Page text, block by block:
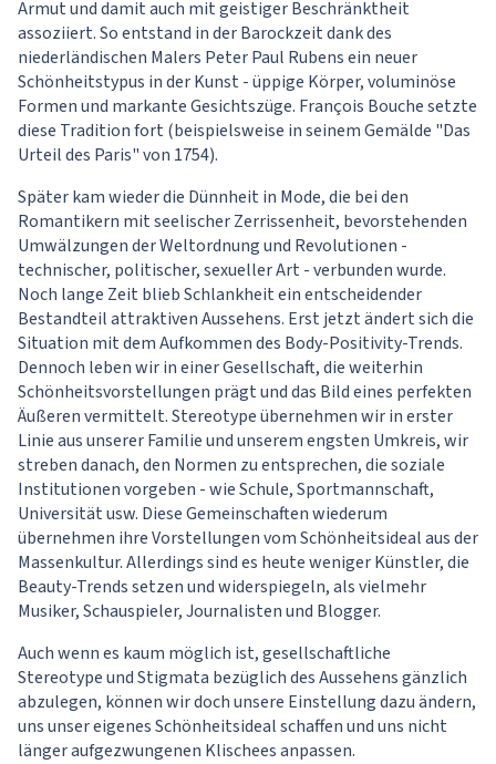
Armut und damit auch mit geistiger Beschränktheit
assoziiert. So entstand in der Barockzeit dank des
niederländischen Malers Peter Paul Rubens ein neuer
Schönheitstypus in der Kunst - üppige Körper, voluminöse
Formen und markante Gesichtszüge. François Bouche setzte
diese Tradition fort (beispielsweise in seinem Gemälde "Das
Urteil des Paris" von 1754).
Später kam wieder die Dünnheit in Mode, die bei den
Romantikern mit seelischer Zerrissenheit, bevorstehenden
Umwälzungen der Weltordnung und Revolutionen -
technischer, politischer, sexueller Art - verbunden wurde.
Noch lange Zeit blieb Schlankheit ein entscheidender
Bestandteil attraktiven Aussehens. Erst jetzt ändert sich die
Situation mit dem Aufkommen des Body-Positivity-Trends.
Dennoch leben wir in einer Gesellschaft, die weiterhin
Schönheitsvorstellungen prägt und das Bild eines perfekten
Äußeren vermittelt. Stereotype übernehmen wir in erster
Linie aus unserer Familie und unserem engsten Umkreis, wir
streben danach, den Normen zu entsprechen, die soziale
Institutionen vorgeben - wie Schule, Sportmannschaft,
Universität usw. Diese Gemeinschaften wiederum
übernehmen ihre Vorstellungen vom Schönheitsideal aus der
Massenkultur. Allerdings sind es heute weniger Künstler, die
Beauty-Trends setzen und widerspiegeln, als vielmehr
Musiker, Schauspieler, Journalisten und Blogger.
Auch wenn es kaum möglich ist, gesellschaftliche
Stereotype und Stigmata bezüglich des Aussehens gänzlich
abzulegen, können wir doch unsere Einstellung dazu ändern,
uns unser eigenes Schönheitsideal schaffen und uns nicht
länger aufgezwungenen Klischees anpassen.